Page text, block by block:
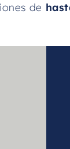
de